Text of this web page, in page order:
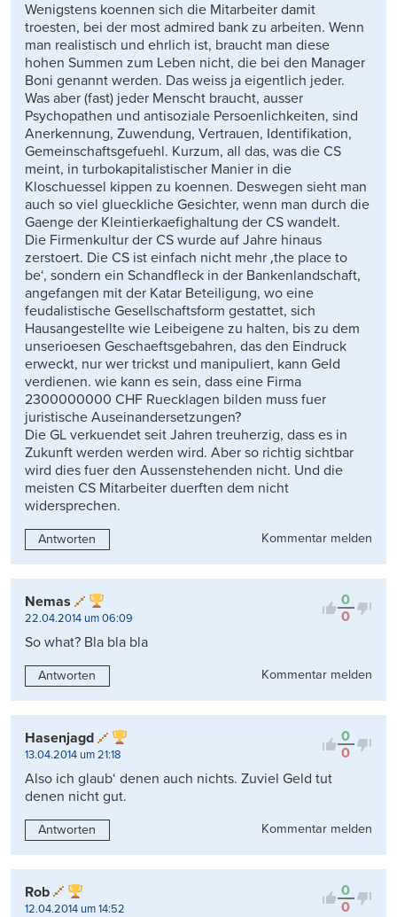
Wenigstens koennen sich die Mitarbeiter damit
troesten, bei der most admired bank zu arbeiten. Wenn
man realistisch und ehrlich ist, braucht man diese
hohen Summen zum Leben nicht, die bei den Manager
Boni genannt werden. Das weiss ja eigentlich jeder.
Was aber (fast) jeder Menscht braucht, ausser
Psychopathen und antisoziale Persoenlichkeiten, sind
Anerkennung, Zuwendung, Vertrauen, Identifikation,
Gemeinschaftsgefuehl. Kurzum, all das, was die CS
meint, in turbokapitalistischer Manier in die
Kloschuessel kippen zu koennen. Deswegen sieht man
auch so viel glueckliche Gesichter, wenn man durch die
Gaenge der Kleintierkaefighaltung der CS wandelt.
Die Firmenkultur der CS wurde auf Jahre hinaus
zerstoert. Die CS ist einfach nicht mehr ‚the place to
be‘, sondern ein Schandfleck in der Bankenlandschaft,
angefangen mit der Katar Beteiligung, wo eine
feudalistische Gesellschaftsform gestattet, sich
Hausangestellte wie Leibeigene zu halten, bis zu dem
unserioesen Geschaeftsgebahren, das den Eindruck
erweckt, nur wer trickst und manipuliert, kann Geld
verdienen. wie kann es sein, dass eine Firma
2300000000 CHF Ruecklagen bilden muss fuer
juristische Auseinandersetzungen?
Die GL verkuendet seit Jahren treuherzig, dass es in
Zukunft werden werden wird. Aber so richtig sichtbar
wird dies fuer den Aussenstehenden nicht. Und die
meisten CS Mitarbeiter duerften dem nicht
widersprechen.
Antworten Kommentar melden
0
0
Nemas
22.04.2014 um 06:09
So what? Bla bla bla
Antworten Kommentar melden
0
0
Hasenjagd
13.04.2014 um 21:18
Also ich glaub‘ denen auch nichts. Zuviel Geld tut
denen nicht gut.
Antworten Kommentar melden
0
0
Rob
12.04.2014 um 14:52